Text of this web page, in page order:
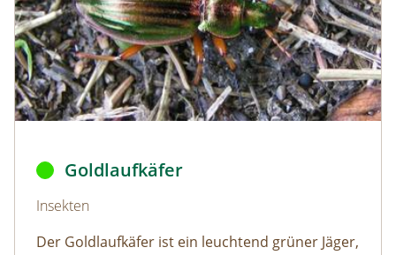
Naturlexikon: Goldlaufkäfer
Goldlaufkäfer
Insekten
Der Goldlaufkäfer ist ein leuchtend grüner Jäger,